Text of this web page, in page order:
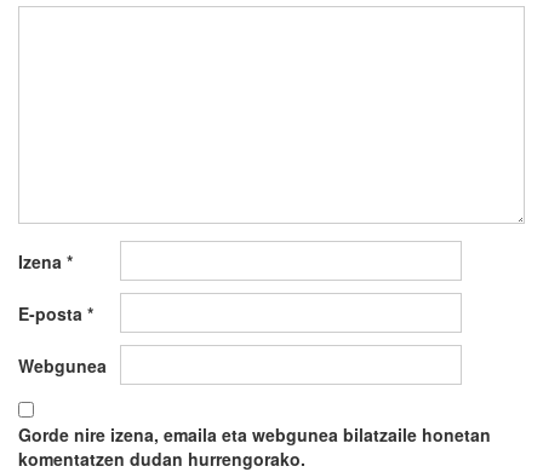
Izena *
E-posta *
Webgunea
Gorde nire izena, emaila eta webgunea bilatzaile honetan
komentatzen dudan hurrengorako.